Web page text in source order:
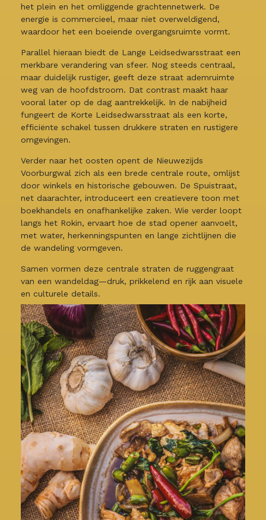
het plein en het omliggende grachtennetwerk. De
energie is commercieel, maar niet overweldigend,
waardoor het een boeiende overgangsruimte vormt.
Parallel hieraan biedt de Lange Leidsedwarsstraat een
merkbare verandering van sfeer. Nog steeds centraal,
maar duidelijk rustiger, geeft deze straat ademruimte
weg van de hoofdstroom. Dat contrast maakt haar
vooral later op de dag aantrekkelijk. In de nabijheid
fungeert de Korte Leidsedwarsstraat als een korte,
efficiënte schakel tussen drukkere straten en rustigere
omgevingen.
Verder naar het oosten opent de Nieuwezijds
Voorburgwal zich als een brede centrale route, omlijst
door winkels en historische gebouwen. De Spuistraat,
net daarachter, introduceert een creatievere toon met
boekhandels en onafhankelijke zaken. Wie verder loopt
langs het Rokin, ervaart hoe de stad opener aanvoelt,
met water, herkenningspunten en lange zichtlijnen die
de wandeling vormgeven.
Samen vormen deze centrale straten de ruggengraat
van een wandeldag—druk, prikkelend en rijk aan visuele
en culturele details.